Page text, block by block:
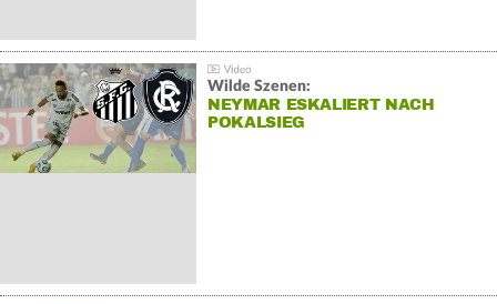
Wilde Szenen:
NEYMAR ESKALIERT NACH
POKALSIEG